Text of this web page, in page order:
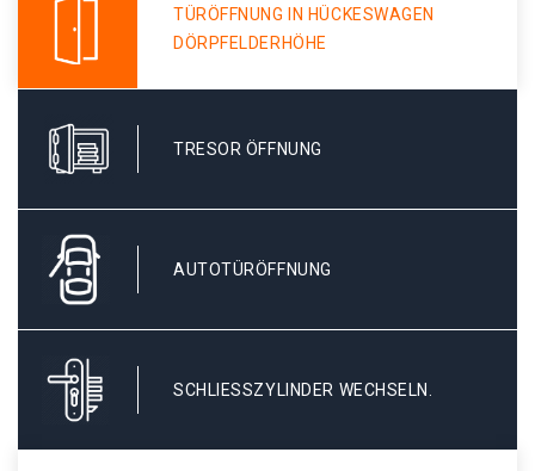
TÜRÖFFNUNG IN HÜCKESWAGEN
DÖRPFELDERHÖHE
TRESOR ÖFFNUNG
AUTOTÜRÖFFNUNG
SCHLIESSZYLINDER WECHSELN.